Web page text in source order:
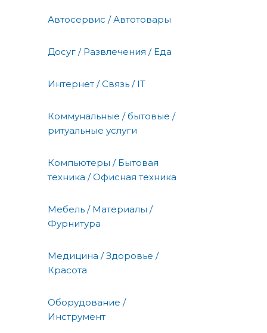
Автосервис / Автотовары
Досуг / Развлечения / Еда
Интернет / Связь / IT
Коммунальные / бытовые /
ритуальные услуги
Компьютеры / Бытовая
техника / Офисная техника
Мебель / Материалы /
Фурнитура
Медицина / Здоровье /
Красота
Оборудование /
Инструмент